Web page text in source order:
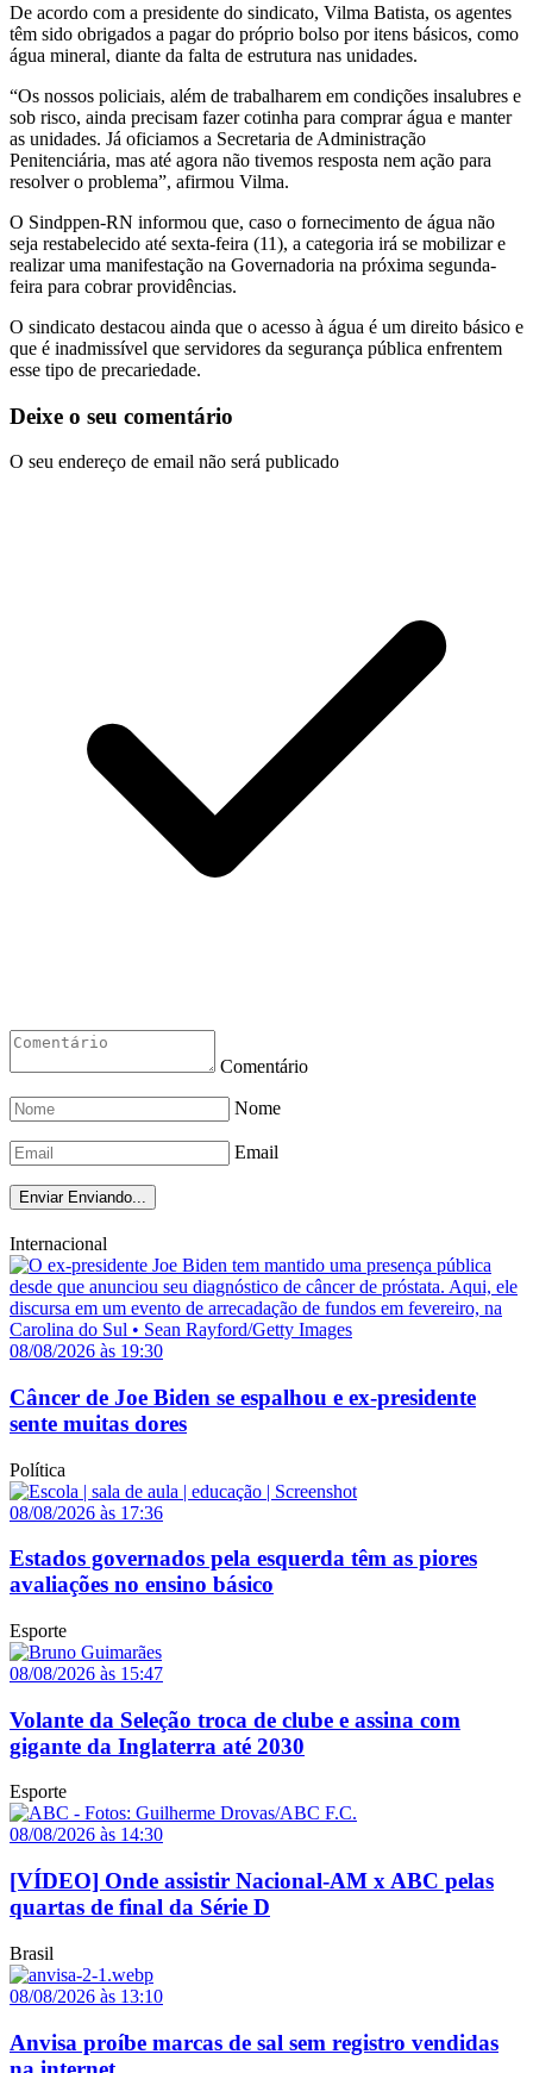
De acordo com a presidente do sindicato, Vilma Batista, os agentes
têm sido obrigados a pagar do próprio bolso por itens básicos, como
água mineral, diante da falta de estrutura nas unidades.
“Os nossos policiais, além de trabalharem em condições insalubres e
sob risco, ainda precisam fazer cotinha para comprar água e manter
as unidades. Já oficiamos a Secretaria de Administração
Penitenciária, mas até agora não tivemos resposta nem ação para
resolver o problema”, afirmou Vilma.
O Sindppen-RN informou que, caso o fornecimento de água não
seja restabelecido até sexta-feira (11), a categoria irá se mobilizar e
realizar uma manifestação na Governadoria na próxima segunda-
feira para cobrar providências.
O sindicato destacou ainda que o acesso à água é um direito básico e
que é inadmissível que servidores da segurança pública enfrentem
esse tipo de precariedade.
Deixe o seu comentário
O seu endereço de email não será publicado
Comentário
Nome
Email
Enviar Enviando...
Internacional
08/08/2026 às 19:30
Câncer de Joe Biden se espalhou e ex-presidente
sente muitas dores
Política
08/08/2026 às 17:36
Estados governados pela esquerda têm as piores
avaliações no ensino básico
Esporte
08/08/2026 às 15:47
Volante da Seleção troca de clube e assina com
gigante da Inglaterra até 2030
Esporte
08/08/2026 às 14:30
[VÍDEO] Onde assistir Nacional-AM x ABC pelas
quartas de final da Série D
Brasil
08/08/2026 às 13:10
Anvisa proíbe marcas de sal sem registro vendidas